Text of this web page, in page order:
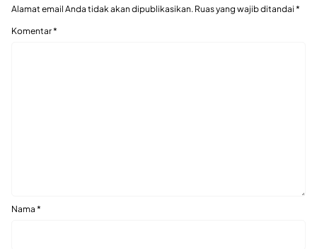
Alamat email Anda tidak akan dipublikasikan. Ruas yang wajib ditandai *
Komentar*
Nama *